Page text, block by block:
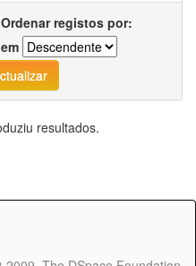
Ordenar registos por:
resultados.